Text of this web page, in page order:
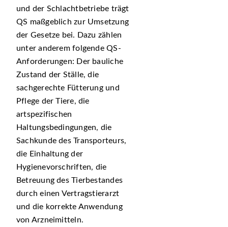
und der Schlachtbetriebe trägt
QS maßgeblich zur Umsetzung
der Gesetze bei. Dazu zählen
unter anderem folgende QS-
Anforderungen: Der bauliche
Zustand der Ställe, die
sachgerechte Fütterung und
Pflege der Tiere, die
artspezifischen
Haltungsbedingungen, die
Sachkunde des Transporteurs,
die Einhaltung der
Hygienevorschriften, die
Betreuung des Tierbestandes
durch einen Vertragstierarzt
und die korrekte Anwendung
von Arzneimitteln.